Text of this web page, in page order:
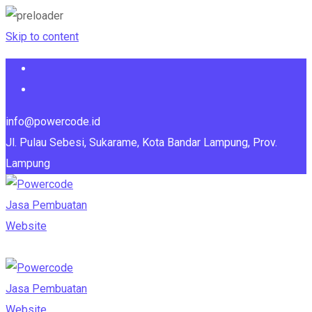
Skip to content
info@powercode.id
Jl. Pulau Sebesi, Sukarame, Kota Bandar Lampung, Prov.
Lampung